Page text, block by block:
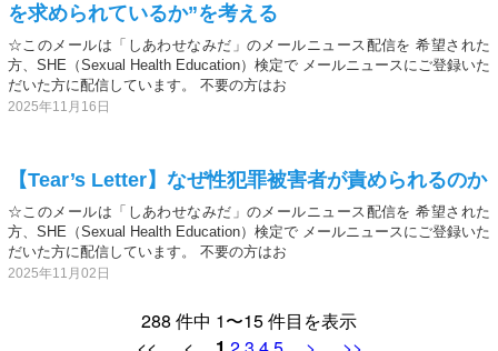
を求められているか”を考える
☆このメールは「しあわせなみだ」のメールニュース配信を 希望された
方、SHE（Sexual Health Education）検定で メールニュースにご登録いた
だいた方に配信しています。 不要の方はお
2025年11月16日
【Tear’s Letter】なぜ性犯罪被害者が責められるのか
☆このメールは「しあわせなみだ」のメールニュース配信を 希望された
方、SHE（Sexual Health Education）検定で メールニュースにご登録いた
だいた方に配信しています。 不要の方はお
2025年11月02日
288 件中 1〜15 件目を表示